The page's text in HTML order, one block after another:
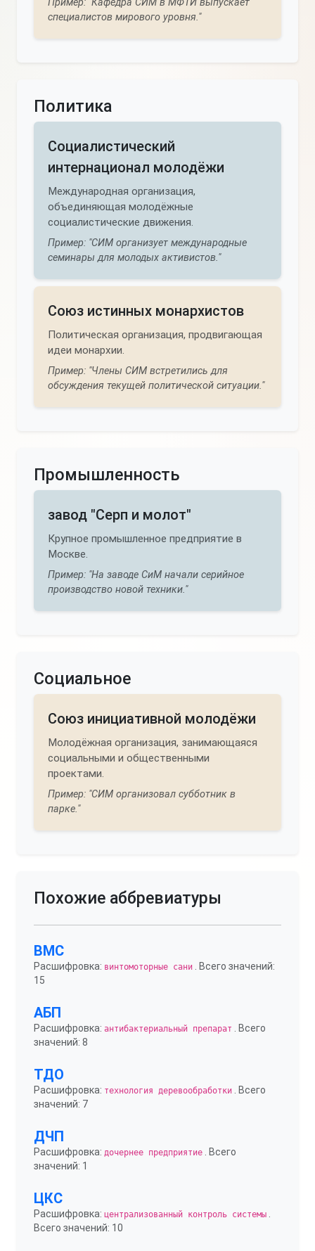
Пример: "Кафедра СИМ в МФТИ выпускает
специалистов мирового уровня."
Политика
Социалистический
интернационал молодёжи
Международная организация,
объединяющая молодёжные
социалистические движения.
Пример: "СИМ организует международные
семинары для молодых активистов."
Союз истинных монархистов
Политическая организация, продвигающая
идеи монархии.
Пример: "Члены СИМ встретились для
обсуждения текущей политической ситуации."
Промышленность
завод "Серп и молот"
Крупное промышленное предприятие в
Москве.
Пример: "На заводе СиМ начали серийное
производство новой техники."
Социальное
Союз инициативной молодёжи
Молодёжная организация, занимающаяся
социальными и общественными
проектами.
Пример: "СИМ организовал субботник в
парке."
Похожие аббревиатуры
ВМС
Расшифровка: винтомоторные сани . Всего значений:
15
АБП
Расшифровка: антибактериальный препарат
. Всего
значений: 8
ТДО
Расшифровка: технология деревообработки . Всего
значений: 7
ДЧП
Расшифровка: дочернее предприятие . Всего
значений: 1
ЦКС
Расшифровка: централизованный контроль системы
Всего значений: 10